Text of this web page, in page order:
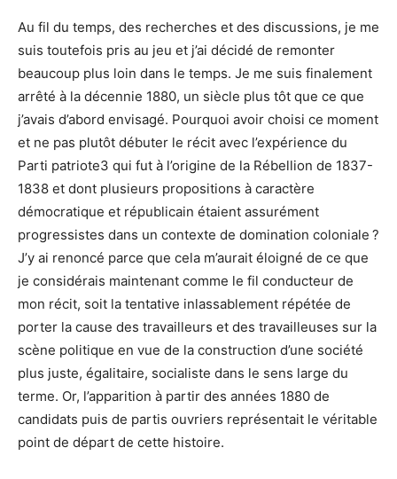
Au fil du temps, des recherches et des discussions, je me
suis toutefois pris au jeu et j’ai décidé de remonter
beaucoup plus loin dans le temps. Je me suis finalement
arrêté à la décennie 1880, un siècle plus tôt que ce que
j’avais d’abord envisagé. Pourquoi avoir choisi ce moment
et ne pas plutôt débuter le récit avec l’expérience du
Parti patriote3 qui fut à l’origine de la Rébellion de 1837-
1838 et dont plusieurs propositions à caractère
démocratique et républicain étaient assurément
progressistes dans un contexte de domination coloniale ?
J’y ai renoncé parce que cela m’aurait éloigné de ce que
je considérais maintenant comme le fil conducteur de
mon récit, soit la tentative inlassablement répétée de
porter la cause des travailleurs et des travailleuses sur la
scène politique en vue de la construction d’une société
plus juste, égalitaire, socialiste dans le sens large du
terme. Or, l’apparition à partir des années 1880 de
candidats puis de partis ouvriers représentait le véritable
point de départ de cette histoire.